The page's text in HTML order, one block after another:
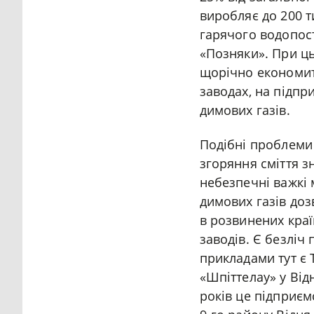
виробляє до 200
гарячого
«Позняки». При
щорічно
заводах, на
димових газів.
Подібні
згоряння сміття
небезпечні важкі
димових газів
в розвинених
заводів. Є безліч
прикладами тут є
«Шпіттелау» у
років це